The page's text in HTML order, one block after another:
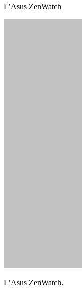
L’Asus ZenWatch
L’Asus ZenWatch.